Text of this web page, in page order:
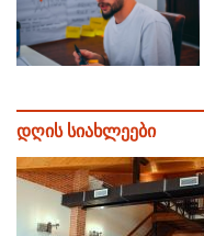
დღის სიახლეები